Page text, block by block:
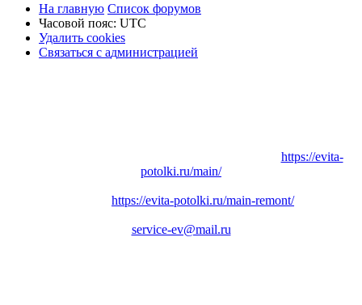
На главную Список форумов
Часовой пояс: UTC
Удалить cookies
Связаться
Связаться с администрацией
https://evita-
potolki.ru/main/
https://evita-potolki.ru/main-remont/
service-ev@mail.ru